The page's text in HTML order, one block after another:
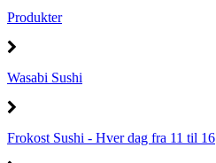
Produkter
Wasabi Sushi
Frokost Sushi - Hver dag fra 11 til 16